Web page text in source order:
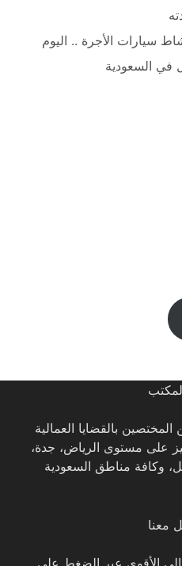
سيارات الأجرة .. اليوم
في السعودية
بالقضايا العمالية
على مستوى الرياض، جدة،
وكافة مناطق السعودية
معنا